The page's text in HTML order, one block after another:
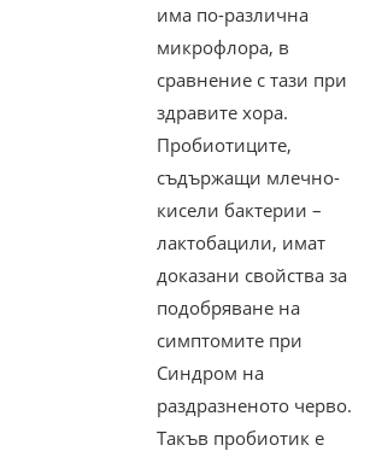
има по-различна
микрофлора, в
сравнение с тази при
здравите хора.
Пробиотиците,
съдържащи млечно-
кисели бактерии –
лактобацили, имат
доказани свойства за
подобряване на
симптомите при
Синдром на
раздразненото черво.
Такъв пробиотик е